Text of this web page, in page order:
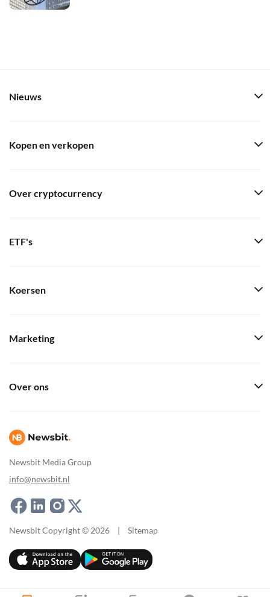
Newsbit Media Group
info@newsbit.nl
Nieuws
Kopen en verkopen
Over cryptocurrency
ETF's
Koersen
Marketing
Over ons
Newsbit Copyright © 2026 | Sitemap